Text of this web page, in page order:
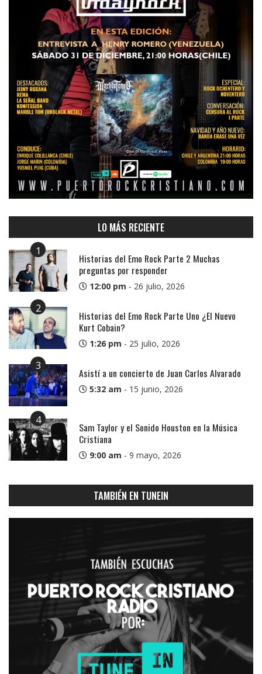
LO MÁS RECIENTE
1
Historias del Emo Rock Parte 2 Muchas
preguntas por responder
12:00 pm - 26 julio, 2026
2
Historias del Emo Rock Parte Uno ¿El Nuevo
Kurt Cobain?
1:26 pm - 25 julio, 2026
3
Asistí a un concierto de Juan Carlos Alvarado
5:32 am - 15 junio, 2026
4
Sam Taylor y el Sonido Houston en la Música
Cristiana
9:00 am - 9 mayo, 2026
TAMBIÉN EN TUNEIN